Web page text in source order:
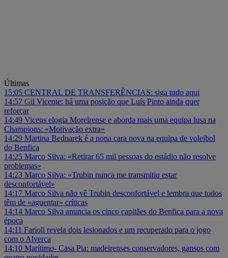
Últimas
15:05 CENTRAL DE TRANSFERÊNCIAS: siga tudo aqui
14:57 Gil Vicente: há uma posição que Luís Pinto ainda quer
reforçar
14:49 Vicens elogia Moreirense e aborda mais uma equipa lusa na
Champions: «Motivação extra»
14:29 Martina Bednarek é a nona cara nova na equipa de voleibol
do Benfica
14:25 Marco Silva: «Retirar 65 mil pessoas do estádio não resolve
problemas»
14:23 Marco Silva: «Trubin nunca me transmitiu estar
desconfortável»
14:17 Marco Silva não vê Trubin desconfortável e lembra que todos
têm de «aguentar» críticas
14:14 Marco Silva anuncia os cinco capitães do Benfica para a nova
época
14:11 Farioli revela dois lesionados e um recuperado para o jogo
com o Alverca
14:10 Marítimo- Casa Pia: madeirenses conservadores, gansos com